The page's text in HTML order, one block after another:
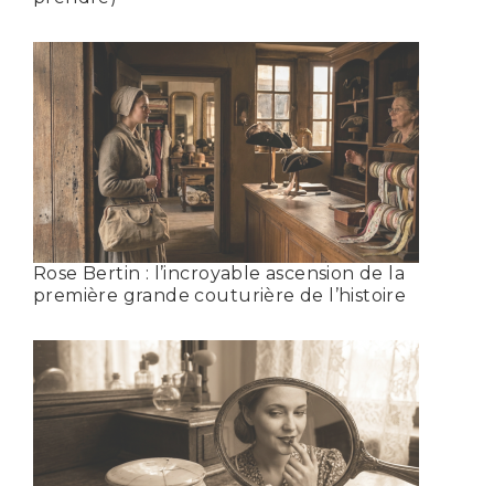
Rose Bertin : l’incroyable ascension de la
première grande couturière de l’histoire